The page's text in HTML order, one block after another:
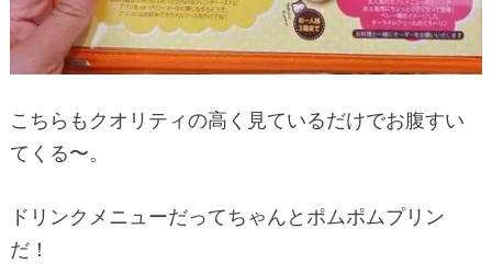
こちらもクオリティの高く見ているだけでお腹すい
てくる〜。
ドリンクメニューだってちゃんとポムポムプリン
だ！